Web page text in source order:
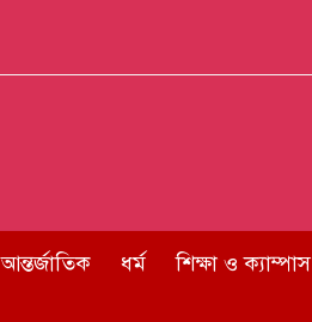
আন্তর্জাতিক ধর্ম শিক্ষা ও ক্যাম্পাস